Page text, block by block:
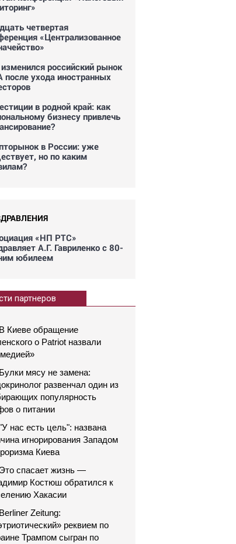
четвертая
«Централизованное
российский рынок
после ухода иностранных
в родной край: как
бизнесу привлечь
в России: уже
но по каким
«НП РТС»
А.Г. Гавриленко с 80-
юбилеем
партнеров
В Киеве обращение
о Patriot назвали
Булки мясу не замена:
развенчал один из
популярность
о питании
нас есть цель": названа
игнорирования Западом
Киева
Это спасает жизнь —
Костюш обратился к
Хакасии
Berliner Zeitung:
реквием по
Трампом сыгран по